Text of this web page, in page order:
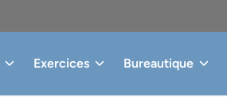
Exercices Bureautique